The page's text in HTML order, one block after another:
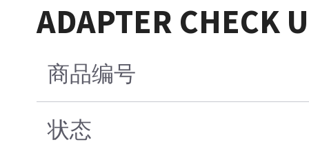
ADAPTER CHECK
商品编号
状态